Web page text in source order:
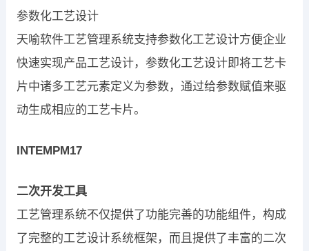
参数化工艺设计
天喻软件工艺管理系统支持参数化工艺设计方便企业
快速实现产品工艺设计，参数化工艺设计即将工艺卡
片中诸多工艺元素定义为参数，通过给参数赋值来驱
动生成相应的工艺卡片。
INTEMPM17
二次开发工具
工艺管理系统不仅提供了功能完善的功能组件，构成
了完整的工艺设计系统框架，而且提供了丰富的二次